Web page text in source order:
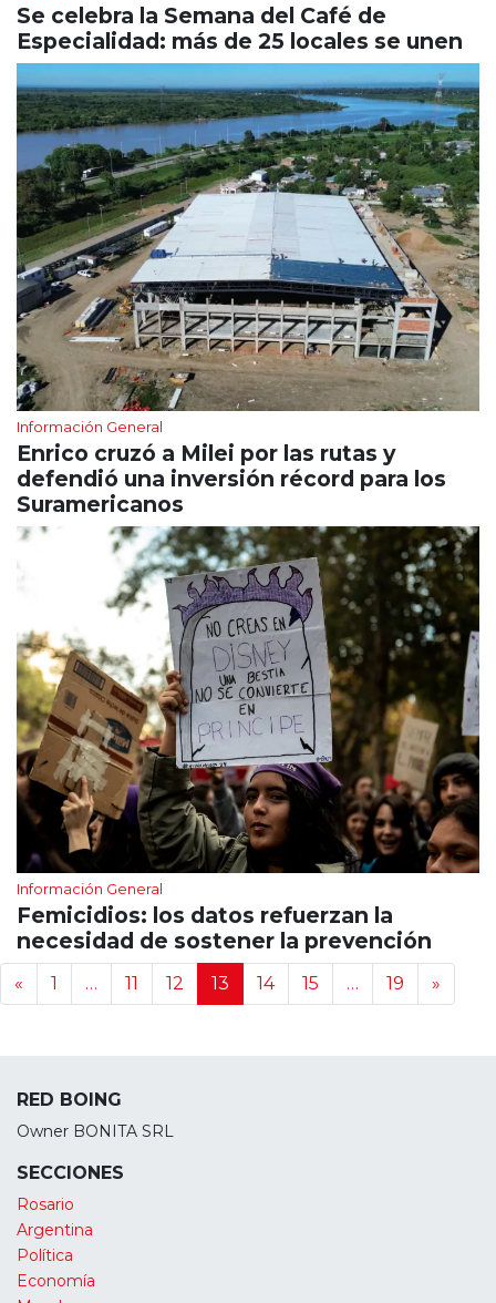
Se celebra la Semana del Café de
Especialidad: más de 25 locales se unen
Información General
Enrico cruzó a Milei por las rutas y
defendió una inversión récord para los
Suramericanos
Información General
Femicidios: los datos refuerzan la
necesidad de sostener la prevención
Navegación de noticias
« 1 … 11 12 13 14 15 … 19 »
RED BOING
Owner BONITA SRL
SECCIONES
Rosario
Argentina
Política
Economía